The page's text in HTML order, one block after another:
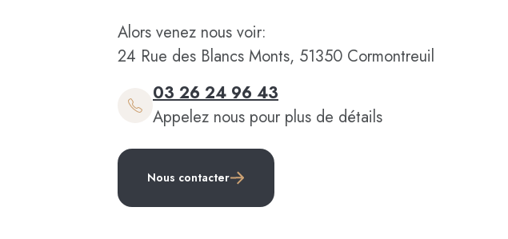
Alors venez nous voir:
24 Rue des Blancs Monts, 51350 Cormontreuil
03 26 24 96 43
Appelez nous pour plus de détails
Nous contacter